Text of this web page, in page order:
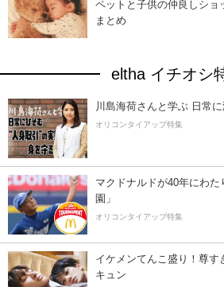
ペットと子供の仲良しショ
まとめ
eltha イチオシ
川島海荷さんと学ぶ 日常
オリコンタイアップ特集
マクドナルドが40年にわ
園」
オリコンタイアップ特集
イケメンてんこ盛り！尊す
キュン